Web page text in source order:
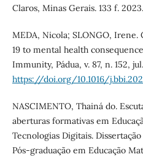
Claros, Minas Gerais. 133 f. 2023.
MEDA, Nicola; SLONGO,
19 to mental health
Immunity, Pádua, v. 87, n. 152,
https://doi.org/10.1016/
NASCIMENTO, Thainá do.
aberturas formativas em
Tecnologias Digitais.
Pós-graduação em Educação